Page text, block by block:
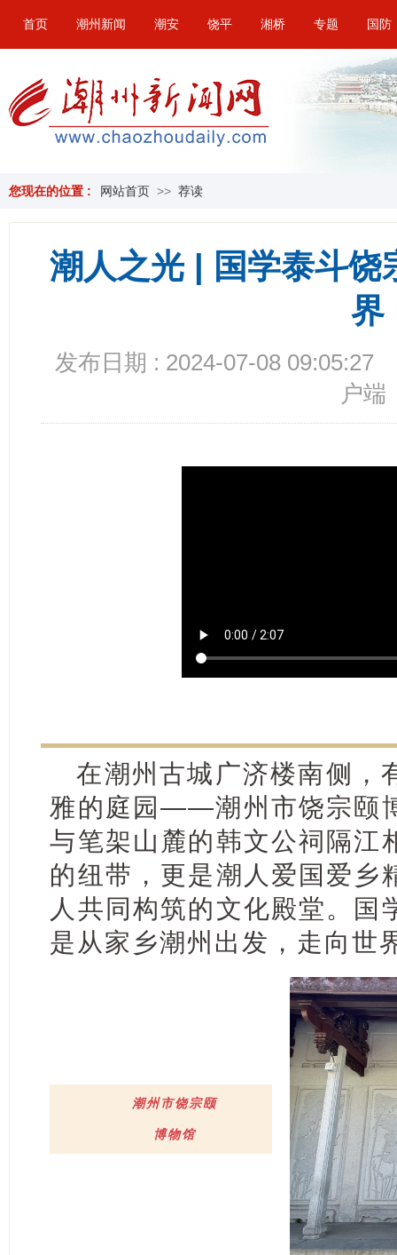
首页 潮州新闻 潮安 饶平 湘桥 专题 国防
您现在的位置 : 网站首页 >> 荐读
潮人之光 | 国学泰斗饶
界
发布日期 : 2024-07-08 09:05:27
户端
在潮州古城广济楼南侧，
雅的庭园——潮州市饶宗颐
与笔架山麓的韩文公祠隔江
的纽带，更是潮人爱国爱乡
人共同构筑的文化殿堂。国
是从家乡潮州出发，走向世
潮州市饶宗颐
博物馆